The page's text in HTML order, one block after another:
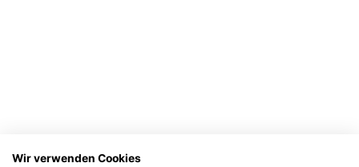
Wir verwenden Cookies